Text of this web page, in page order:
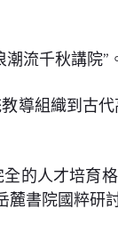
流千秋講院”
導組織到古
的人才培育
書院國粹